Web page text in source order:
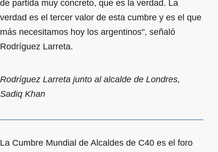
de partida muy concreto, que es la verdad. La
verdad es el tercer valor de esta cumbre y es el que
más necesitamos hoy los argentinos", señaló
Rodríguez Larreta.
Rodríguez Larreta junto al alcalde de Londres,
Sadiq Khan
La Cumbre Mundial de Alcaldes de C40 es el foro